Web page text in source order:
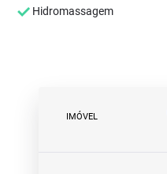
Hidromassagem
IMÓVEL